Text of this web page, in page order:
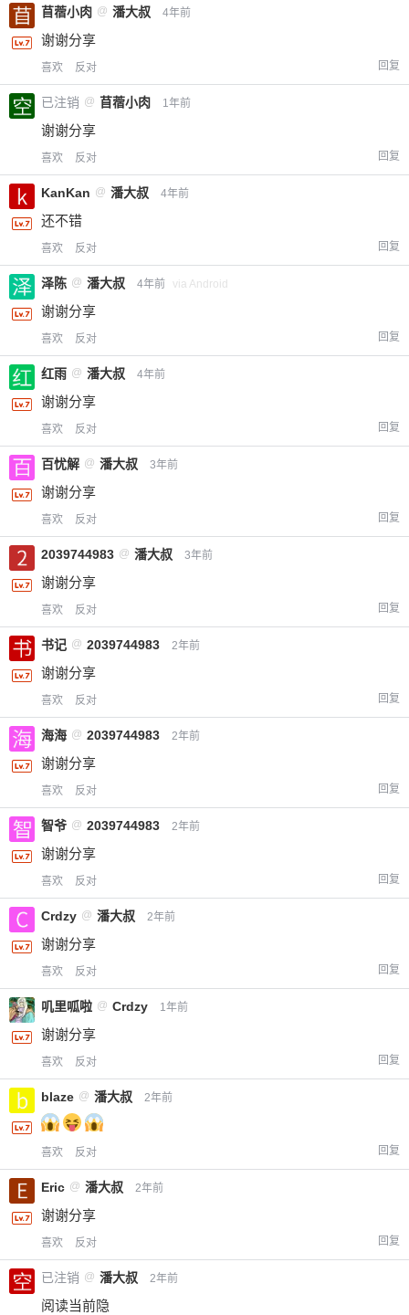
苜蓿小肉 @ 潘大叔 4年前
谢谢分享
喜欢 反对 回复
已注销 @ 苜蓿小肉 1年前
谢谢分享
喜欢 反对 回复
KanKan @ 潘大叔 4年前
还不错
喜欢 反对 回复
泽陈 @ 潘大叔 4年前 via Android
谢谢分享
喜欢 反对 回复
红雨 @ 潘大叔 4年前
谢谢分享
喜欢 反对 回复
百忧解 @ 潘大叔 3年前
谢谢分享
喜欢 反对 回复
2039744983 @ 潘大叔 3年前
谢谢分享
喜欢 反对 回复
书记 @ 2039744983 2年前
谢谢分享
喜欢 反对 回复
海海 @ 2039744983 2年前
谢谢分享
喜欢 反对 回复
智爷 @ 2039744983 2年前
谢谢分享
喜欢 反对 回复
Crdzy @ 潘大叔 2年前
谢谢分享
喜欢 反对 回复
叽里呱啦 @ Crdzy 1年前
谢谢分享
喜欢 反对 回复
blaze @ 潘大叔 2年前
喜欢 反对 回复
Eric @ 潘大叔 2年前
谢谢分享
喜欢 反对 回复
已注销 @ 潘大叔 2年前
阅读当前隐